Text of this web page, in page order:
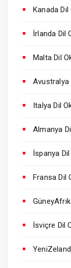
Kanada Dil
İrlanda Dil
Malta Dil
Avustralya
Italya Dil
Almanya
İspanya Dil
Fransa Dil
İsviçre Dil